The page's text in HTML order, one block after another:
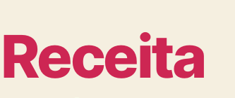
Receita